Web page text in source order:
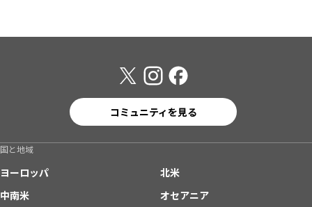
コミュニティを見る
国と地域
ヨーロッパ
北米
中南米
オセアニア